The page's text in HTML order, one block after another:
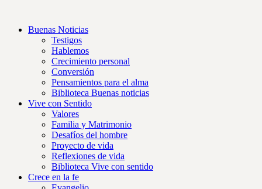
Buenas Noticias
Testigos
Hablemos
Crecimiento personal
Conversión
Pensamientos para el alma
Biblioteca Buenas noticias
Vive con Sentido
Valores
Familia y Matrimonio
Desafíos del hombre
Proyecto de vida
Reflexiones de vida
Biblioteca Vive con sentido
Crece en la fe